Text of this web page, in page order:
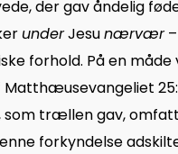
der gav åndelig
underJesunærvær–
forhold. På en
som trællen gav,
forkyndelse